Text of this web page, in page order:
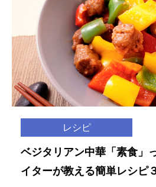
レシピ
ベジタリアン中華「素食」
イターが教える簡単レシピ